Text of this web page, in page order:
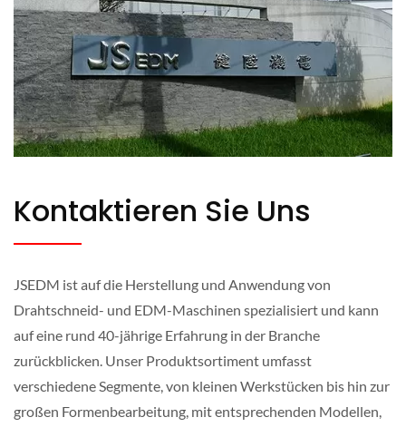
Kontaktieren Sie Uns
JSEDM ist auf die Herstellung und Anwendung von
Drahtschneid- und EDM-Maschinen spezialisiert und kann
auf eine rund 40-jährige Erfahrung in der Branche
zurückblicken. Unser Produktsortiment umfasst
verschiedene Segmente, von kleinen Werkstücken bis hin zur
großen Formenbearbeitung, mit entsprechenden Modellen,